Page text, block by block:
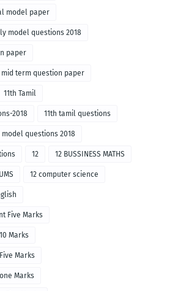
model paper
model questions 2018
paper
mid term question paper
11th Tamil
2018 11th tamil questions
questions 2018
12 12 BUSSINESS MATHS
12 computer science
Five Marks
Marks
Marks
Marks